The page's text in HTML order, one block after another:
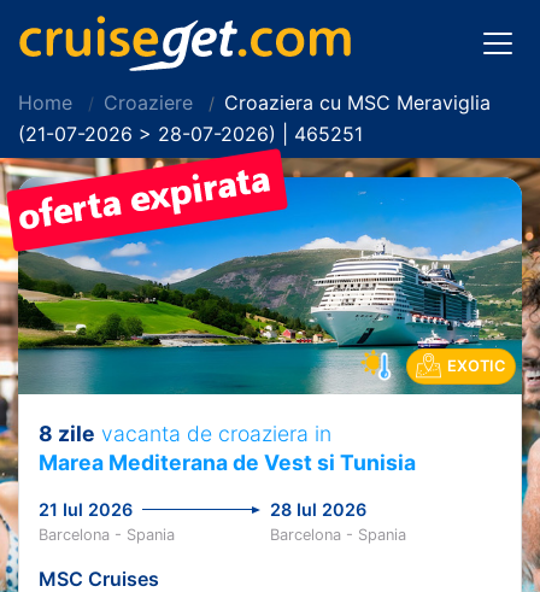
Home Croaziere
Croaziera cu MSC Meraviglia
(21-07-2026 > 28-07-2026) | 465251
EXOTIC
8 zile vacanta de croaziera in
Marea Mediterana de Vest si Tunisia
21 Iul 2026 28 Iul 2026
Barcelona - Spania Barcelona - Spania
MSC Cruises